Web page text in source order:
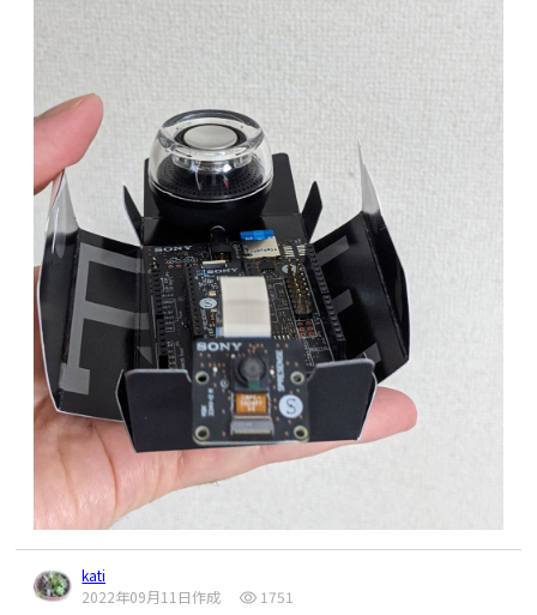
kati
2022年09月11日作成
1751